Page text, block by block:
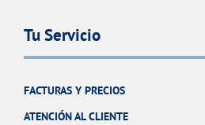
Tu Servicio
FACTURAS Y PRECIOS
ATENCIÓN AL CLIENTE